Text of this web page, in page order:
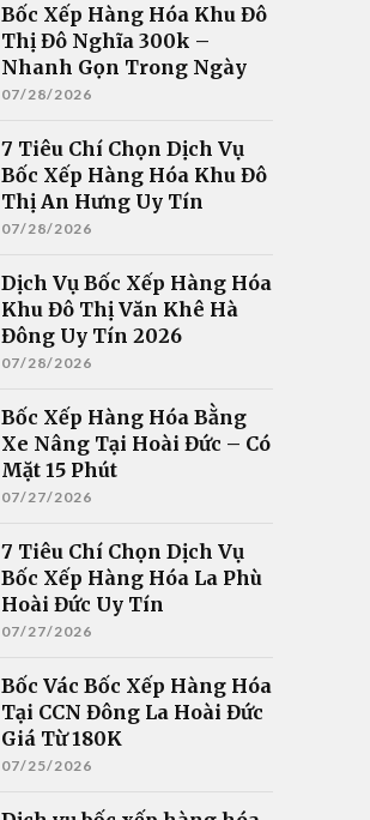
Bốc Xếp Hàng Hóa Khu Đô
Thị Đô Nghĩa 300k –
Nhanh Gọn Trong Ngày
07/28/2026
7 Tiêu Chí Chọn Dịch Vụ
Bốc Xếp Hàng Hóa Khu Đô
Thị An Hưng Uy Tín
07/28/2026
Dịch Vụ Bốc Xếp Hàng Hóa
Khu Đô Thị Văn Khê Hà
Đông Uy Tín 2026
07/28/2026
Bốc Xếp Hàng Hóa Bằng
Xe Nâng Tại Hoài Đức – Có
Mặt 15 Phút
07/27/2026
7 Tiêu Chí Chọn Dịch Vụ
Bốc Xếp Hàng Hóa La Phù
Hoài Đức Uy Tín
07/27/2026
Bốc Vác Bốc Xếp Hàng Hóa
Tại CCN Đông La Hoài Đức
Giá Từ 180K
07/25/2026